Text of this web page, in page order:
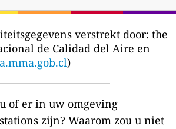
verstrekt door: the
de Calidad del Aire en
)
of er in uw omgeving
zijn? Waarom zou u niet